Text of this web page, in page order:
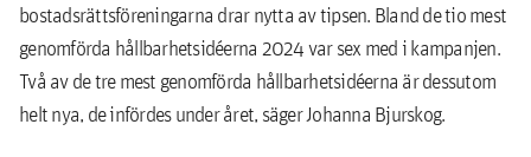
bostadsrättsföreningarna drar nytta av tipsen. Bland de tio mest
genomförda hållbarhetsidéerna 2024 var sex med i kampanjen.
Två av de tre mest genomförda hållbarhetsidéerna är dessutom
helt nya, de infördes under året, säger Johanna Bjurskog.